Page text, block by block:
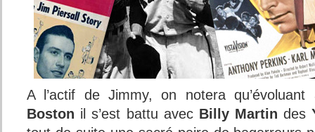
A l’actif de Jimmy, on notera
Boston il s’est battu avec Billy Martin des